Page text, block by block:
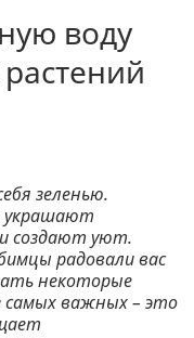
воду
зеленью.
украшают
создают уют.
радовали вас
некоторые
самых важных – это